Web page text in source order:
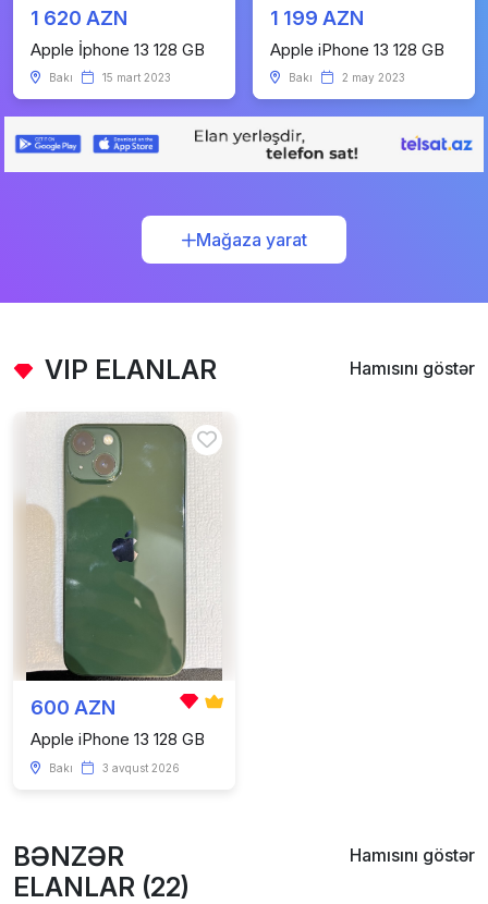
1 620 AZN
Apple İphone 13 128 GB
Bakı 15 mart 2023
1 199 AZN
Apple iPhone 13 128 GB
Bakı 2 may 2023
Mağaza yarat
VIP ELANLAR Hamısını göstər
600 AZN
Apple iPhone 13 128 GB
Bakı 3 avqust 2026
BƏNZƏR
ELANLAR (22)
Hamısını göstər